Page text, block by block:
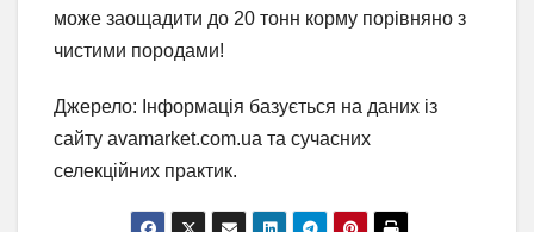
може заощадити до 20 тонн корму порівняно з
чистими породами!
Джерело: Інформація базується на даних із
сайту avamarket.com.ua та сучасних
селекційних практик.